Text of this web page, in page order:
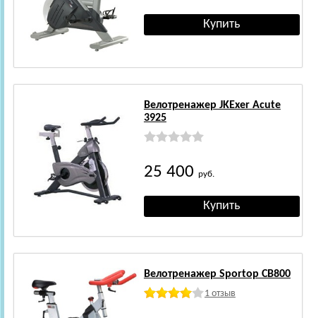
Велотренажер JKExer Acute
3925
25 400 руб.
Велотренажер Sportop CB800
1 отзыв